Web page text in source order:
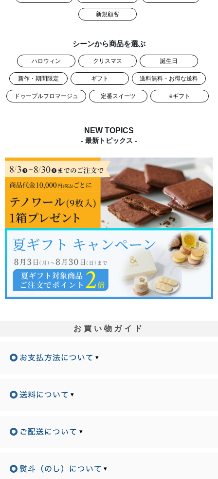
新規顧客
シーンから商品を選ぶ
ハロウィン クリスマス 誕生日
新作・期間限定 ギフト 送料無料・お得な送料
ドゥーブルフロマージュ 定番スイーツ eギフト
NEW TOPICS
- 最新トピックス -
お買い物ガイド
▾
▾
▾
▾